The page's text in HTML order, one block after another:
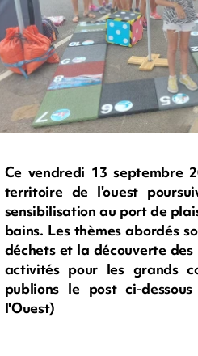
Ce vendredi 13 septembre
territoire de l'ouest
sensibilisation au port de
bains. Les thèmes abordés
déchets et la découverte
activités pour les grands
publions le post ci-
l'Ouest)